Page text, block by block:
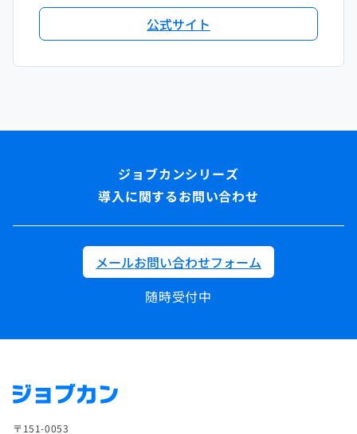
公式サイト
導入に関するお問い合わせ
メールお問い合わせフォーム
随時受付中
〒151-0053